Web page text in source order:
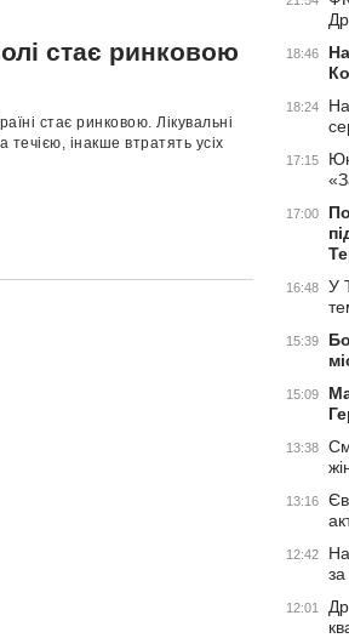
стає ринковою
стає ринковою. Лікувальні
інакше втратять усіх
18:46
18:24
17:15
17:00
16:48
У
15:39
15:09
13:38
13:16
12:42
12:01